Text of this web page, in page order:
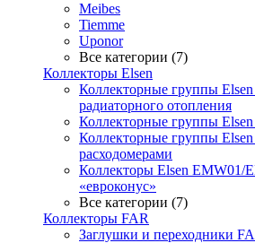
Meibes
Tiemme
Uponor
Все категории (7)
Коллекторы Elsen
Коллекторные группы
радиаторного отопления
Коллекторные группы
Коллекторные группы
расходомерами
Коллекторы Elsen EMW01/
«евроконус»
Все категории (7)
Коллекторы FAR
Заглушки и переходники